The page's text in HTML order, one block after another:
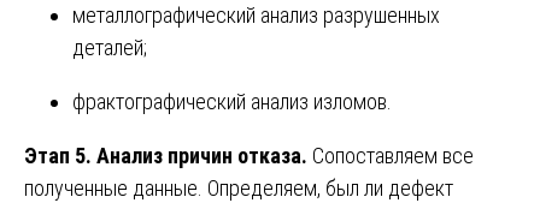
металлографический анализ разрушенных
деталей;
фрактографический анализ изломов.
Этап 5. Анализ причин отказа. Сопоставляем все
полученные данные. Определяем, был ли дефект